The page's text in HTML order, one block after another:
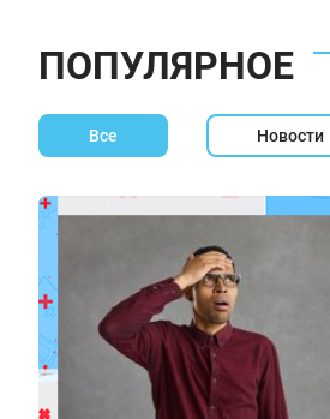
ПОПУЛЯРНОЕ
Все Новости